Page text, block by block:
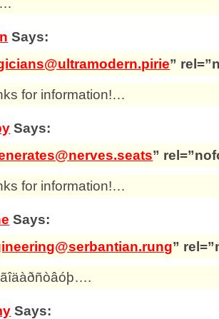
Says:
”
for information!…
Says:
”
for information!…
Says:
”
Says: